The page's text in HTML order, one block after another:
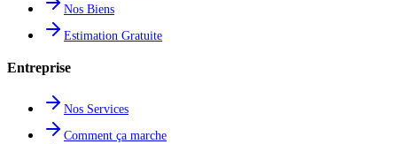
Nos Biens
Estimation Gratuite
Entreprise
Nos Services
Comment ça marche